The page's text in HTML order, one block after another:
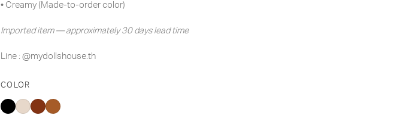
• Creamy (Made-to-order color)
Imported item — approximately 30 days lead time
Line : @mydollshouse.th
COLOR